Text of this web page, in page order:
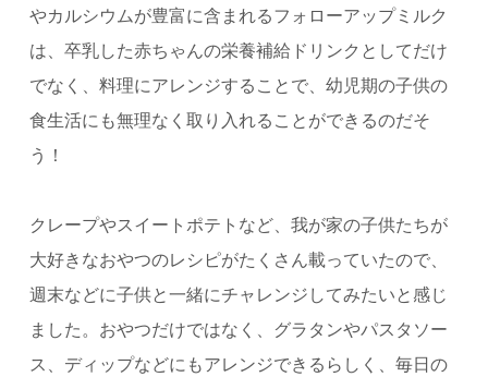
やカルシウムが豊富に含まれるフォローアップミルク
は、卒乳した赤ちゃんの栄養補給ドリンクとしてだけ
でなく、料理にアレンジすることで、幼児期の子供の
食生活にも無理なく取り入れることができるのだそ
う！
クレープやスイートポテトなど、我が家の子供たちが
大好きなおやつのレシピがたくさん載っていたので、
週末などに子供と一緒にチャレンジしてみたいと感じ
ました。おやつだけではなく、グラタンやパスタソー
ス、ディップなどにもアレンジできるらしく、毎日の